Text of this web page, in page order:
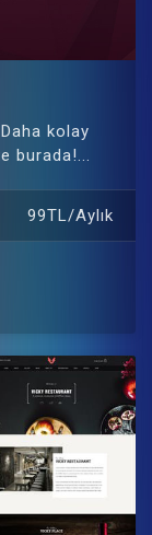
kolay
burada!...
99TL/Aylık